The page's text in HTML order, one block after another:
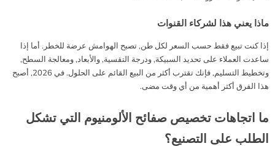
ماذا يعني هذا لشركاء القنوات
إذا كنت تبيع فقط حسب السعر لكل طن, تصبح الهوامش عرضة للخطر. أما إذا
ساعدت العملاء على تحديد السبيكة, ودرجة التقسية, والأبعاد, ومعالجة السطح,
وتخطيط التسليم, فإنك تقترب أكثر من البيع القائم على الحلول. في 2026, أصبح
هذا الفرق أكثر أهمية من أي وقت مضى.
ما اتجاهات تخصيص صفائح الألومنيوم التي تشكل
الطلب على التصنيع؟